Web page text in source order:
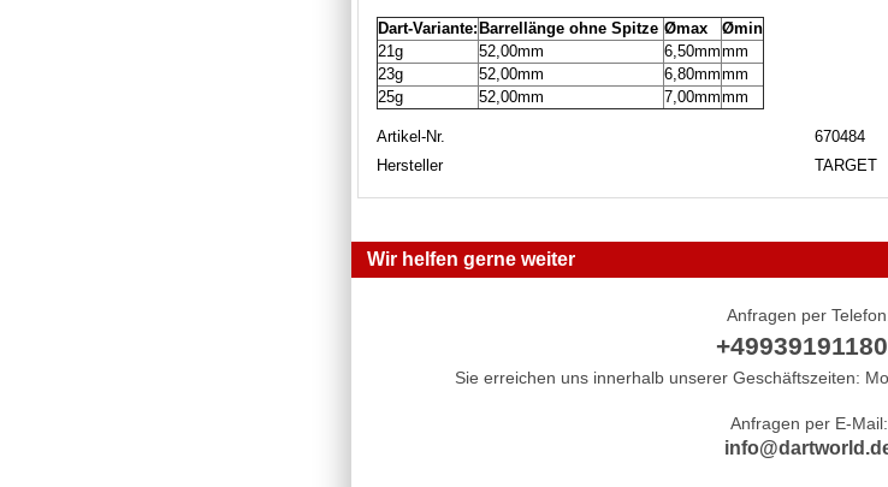
Dart-Variante:Barrellänge ohne Spitze Ømax
Ømin
21g
52,00mm 6,50mmmm
23g
52,00mm 6,80mmmm
25g
52,00mm 7,00mmmm
Artikel-Nr.
670484
Hersteller
TARGET
Wir helfen gerne weiter
Anfragen per
Sie erreichen uns innerhalb unserer Geschäftszeiten:
Anfragen per E-Mail: